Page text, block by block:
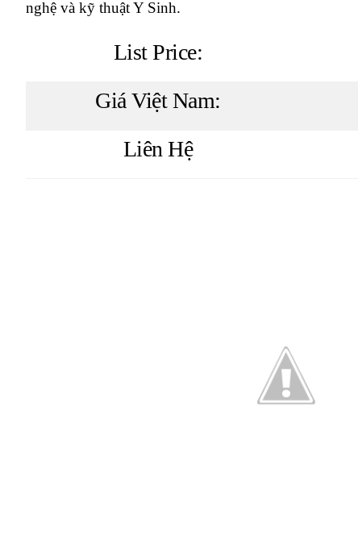
nghệ và kỹ thuật Y Sinh.
List Price:
Giá Việt Nam:
Liên Hệ